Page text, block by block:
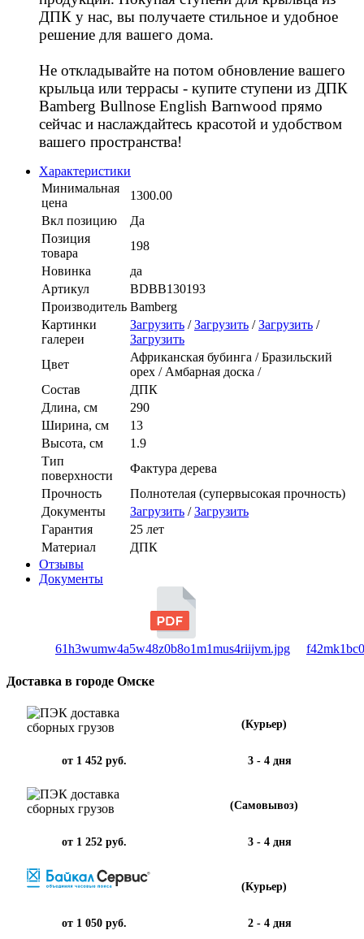
ДПК у нас, вы получаете стильное и удобное
решение для вашего дома.
Не откладывайте на потом обновление вашего
крыльца или террасы - купите ступени из ДПК
Bamberg Bullnose English Barnwood прямо
сейчас и наслаждайтесь красотой и удобством
вашего пространства!
Характеристики
Минимальная
цена
1300.00
Вкл позицию
Да
Позиция
товара
198
Новинка
да
Артикул
BDBB130193
Производитель Bamberg
Картинки
галереи
Загрузить /Загрузить /Загрузить /
Загрузить
Цвет
Африканская бубинга / Бразильский
орех / Амбарная доска /
Состав
ДПК
Длина, см
290
Ширина, см
13
Высота, см
1.9
Тип
поверхности
Фактура дерева
Прочность
Полнотелая (супервысокая прочность)
Документы
Загрузить /Загрузить
Гарантия
25 лет
Материал
ДПК
Отзывы
Документы
61h3wumw4a5w48z0b8o1m1mus4riijvm.jpg
Доставка в городе Омске
(Курьер)
от 1 452 руб. 3 - 4 дня
(Самовывоз)
от 1 252 руб. 3 - 4 дня
(Курьер)
от 1 050 руб. 2 - 4 дня